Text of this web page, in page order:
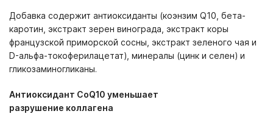
Добавка содержит антиоксиданты (коэнзим Q10 , бета-
каротин, экстракт зерен винограда, экстракт коры
французской приморской сосны, экстракт зеленого чая и
D-альфа-токоферилацетат), минералы (цинк и селен) и
гликозаминогликаны.
Антиоксидант CoQ10 уменьшает
разрушение коллагена